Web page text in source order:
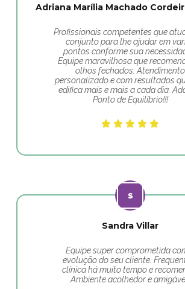
Adriana Marília Machado
Profissionais competentes que
conjunto para lhe ajudar em
pontos conforme sua
Equipe maravilhosa que
olhos fechados. Atendimento
personalizado e com resultados
edifica mais e mais a cada dia.
Ponto de Equilíbrio!!!
Sandra Villar
Equipe super comprometida
evolução do seu cliente.
clínica há muito tempo e
Ambiente acolhedor e